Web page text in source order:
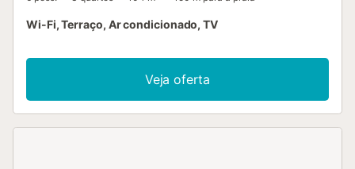
Wi-Fi, Terraço, Ar condicionado, TV
Veja oferta